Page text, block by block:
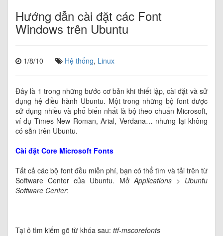
Hướng dẫn cài đặt các Font
Windows trên Ubuntu
1/8/10 Hệ thống, Linux
Đây là 1 trong những bước cơ bản khi thiết lập, cài đặt và sử
dụng hệ điều hành Ubuntu. Một trong những bộ font được
sử dụng nhiều và phổ biến nhất là bộ theo chuẩn Microsoft,
ví dụ Times New Roman, Arial, Verdana… nhưng lại không
có sẵn trên Ubuntu.
Cài đặt Core Microsoft Fonts
Tất cả các bộ font đều miễn phí, bạn có thể tìm và tải trên từ
Software Center của Ubuntu. MởApplications> Ubuntu
Software Center:
Tại ô tìm kiếm gõ từ khóa sau: ttf-mscorefonts